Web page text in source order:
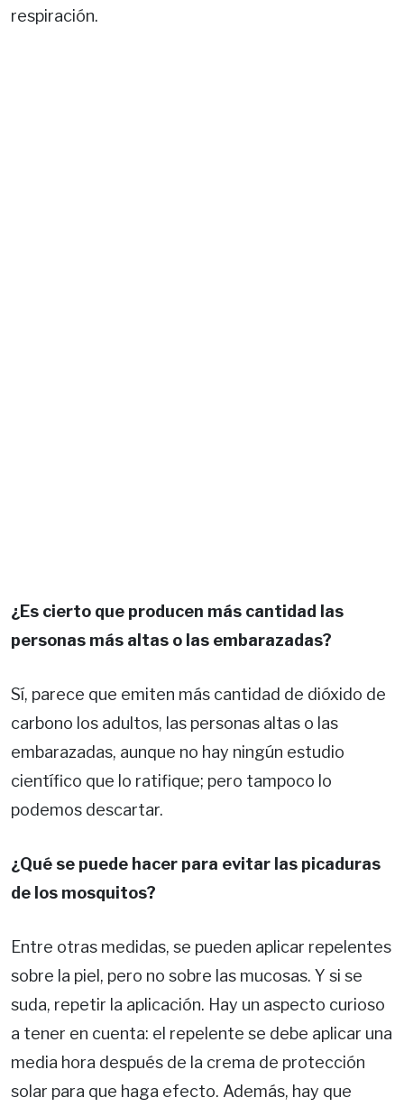
respiración.
¿Es cierto que producen más cantidad las
personas más altas o las embarazadas?
Sí, parece que emiten más cantidad de dióxido de
carbono los adultos, las personas altas o las
embarazadas, aunque no hay ningún estudio
científico que lo ratifique; pero tampoco lo
podemos descartar.
¿Qué se puede hacer para evitar las picaduras
de los mosquitos?
Entre otras medidas, se pueden aplicar repelentes
sobre la piel, pero no sobre las mucosas. Y si se
suda, repetir la aplicación. Hay un aspecto curioso
a tener en cuenta: el repelente se debe aplicar una
media hora después de la crema de protección
solar para que haga efecto. Además, hay que